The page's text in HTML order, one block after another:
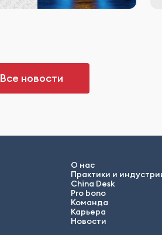
Все новости
О нас
Практики и
China Desk
Pro bono
Команда
Карьера
Новости